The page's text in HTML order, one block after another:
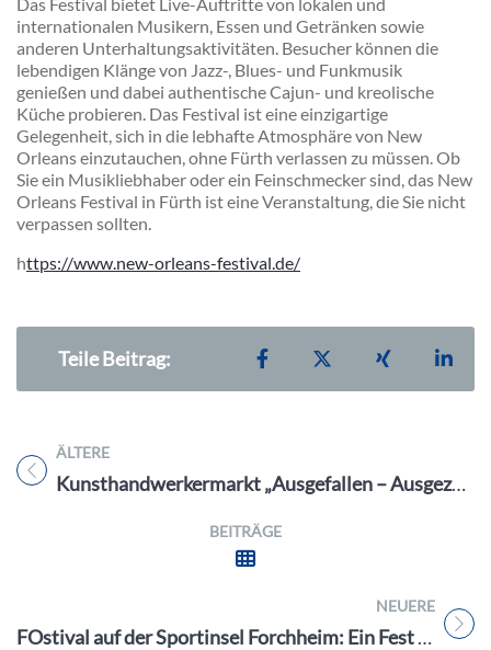
internationalen Musikern, Essen und Getränken sowie
anderen Unterhaltungsaktivitäten. Besucher können die
lebendigen Klänge von Jazz-, Blues- und Funkmusik
genießen und dabei authentische Cajun- und kreolische
Küche probieren. Das Festival ist eine einzigartige
Gelegenheit, sich in die lebhafte Atmosphäre von New
Orleans einzutauchen, ohne Fürth verlassen zu müssen. Ob
Sie ein Musikliebhaber oder ein Feinschmecker sind, das New
Orleans Festival in Fürth ist eine Veranstaltung, die Sie nicht
verpassen sollten.
https://www.new-orleans-festival.de/
Teile Beitrag: Teilen auf Facebook
Teilen auf XTeilen auf
ÄLTERE
Titel für Beitrag
Kunsthandwerkermarkt „Ausgefallen – Ausgezeichnet“ in Forchheim
BEITRÄGE
NEUERE
Titel für Beitrag
FOstival auf der Sportinsel Forchheim: Ein Fest für Jugendliche